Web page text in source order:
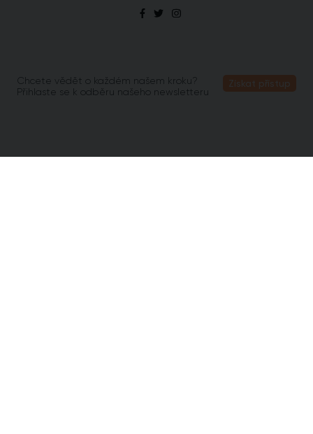
Chcete vědět o každém našem kroku?
Přihlaste se k odběru našeho newsletteru
Získat přístup